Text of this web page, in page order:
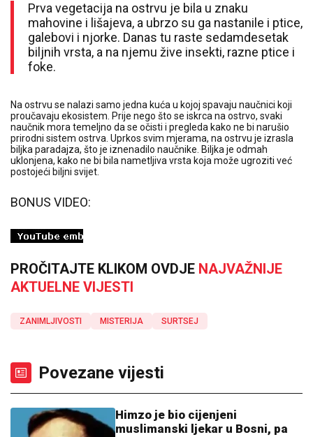
Prva vegetacija na ostrvu je bila u znaku
mahovine i lišajeva, a ubrzo su ga nastanile i ptice,
galebovi i njorke. Danas tu raste sedamdesetak
biljnih vrsta, a na njemu žive insekti, razne ptice i
foke.
Na ostrvu se nalazi samo jedna kuća u kojoj spavaju naučnici koji
proučavaju ekosistem. Prije nego što se iskrca na ostrvo, svaki
naučnik mora temeljno da se očisti i pregleda kako ne bi narušio
prirodni sistem ostrva. Uprkos svim mjerama, na ostrvu je izrasla
biljka paradajza, što je iznenadilo naučnike. Biljka je odmah
uklonjena, kako ne bi bila nametljiva vrsta koja može ugroziti već
postojeći biljni svijet.
BONUS VIDEO:
PROČITAJTE KLIKOM OVDJE NAJVAŽNIJE
AKTUELNE VIJESTI
ZANIMLJIVOSTI MISTERIJA SURTSEJ
Povezane vijesti
Himzo je bio cijenjeni
muslimanski ljekar u Bosni, pa